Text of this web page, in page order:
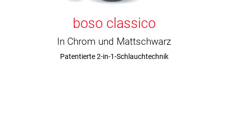
boso classico
In Chrom und Mattschwarz
Patentierte 2-in-1-Schlauchtechnik